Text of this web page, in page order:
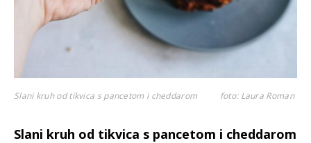
Slani kruh od tikvica s pancetom i cheddarom foto: Laura Roman
Slani kruh od tikvica s pancetom i cheddarom